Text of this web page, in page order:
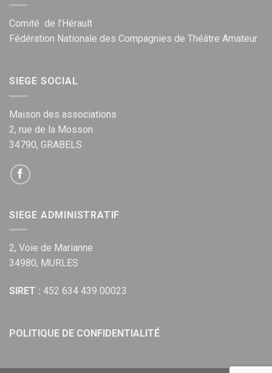
Comité de l’Hérault
Fédération Nationale des Compagnies de Théâtre Amateur
SIEGE SOCIAL
Maison des associations
2, rue de la Mosson
34790, GRABELS
SIEGE ADMINISTRATIF
2, Voie de Marianne
34980, MURLES
SIRET : 452 634 439 00023
POLITIQUE DE CONFIDENTIALITÉ